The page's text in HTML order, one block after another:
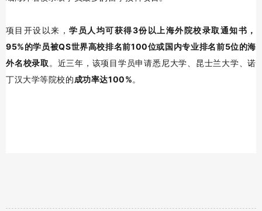
项目开设以来，学员人均可获得3份以上海外院校录取通知书，
95%的学员被QS世界高校排名前100位或国内专业排名前5位的海
外名校录取 。近三年，该项目学员申请悉尼大学、昆士兰大学、诺
丁汉大学等院校的成功率达100%。